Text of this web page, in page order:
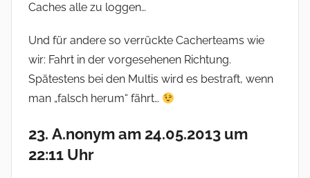
Caches alle zu loggen…
Und für andere so verrückte Cacherteams wie
wir: Fahrt in der vorgesehenen Richtung.
Spätestens bei den Multis wird es bestraft, wenn
man „falsch herum“ fährt…
23. A.nonym am 24.05.2013 um
22:11 Uhr